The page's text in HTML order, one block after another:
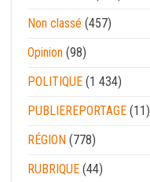
Non classé (457)
Opinion (98)
POLITIQUE (1 434)
PUBLIEREPORTAGE (11)
RÉGION (778)
RUBRIQUE (44)